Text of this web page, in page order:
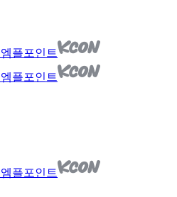
엠플포인트
엠플포인트
엠플포인트